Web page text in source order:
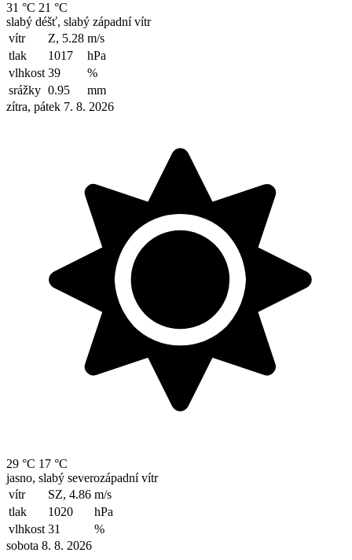
31 °C 21 °C
slabý déšť, slabý západní vítr
vítr
Z, 5.28 m/s
tlak
1017
hPa
vlhkost 39
%
srážky 0.95
mm
zítra, pátek 7. 8. 2026
29 °C 17 °C
jasno, slabý severozápadní vítr
vítr
SZ, 4.86 m/s
tlak
1020
hPa
vlhkost 31
%
sobota 8. 8. 2026